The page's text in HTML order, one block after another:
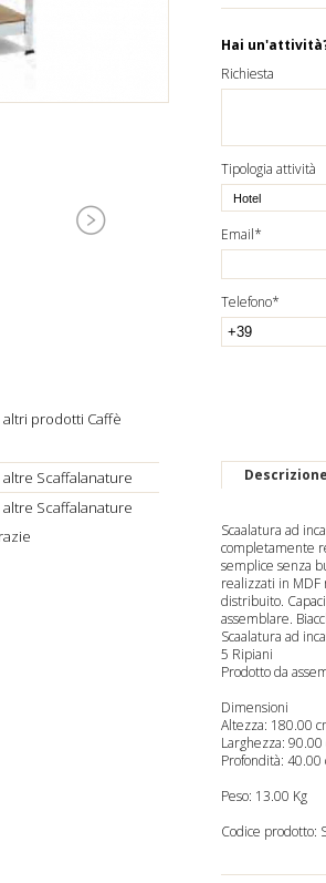
altri prodotti Caffè
altre Scaffalanature
altre Scaffalanature
Hai
Richiesta
Tipologia attività
Email*
Telefono*
Descrizione
Scaffalatura ad
completamente
semplice senza
realizzati in
distribuito.
assemblare.
Scaffalatura ad
5 Ripiani
Prodotto da
Dimensioni
Altezza: 180.00
Larghezza: 90.00
Profondità: 40.00
Peso: 13.00 Kg
Codice prodotto: